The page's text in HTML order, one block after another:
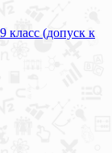
класс (допуск к